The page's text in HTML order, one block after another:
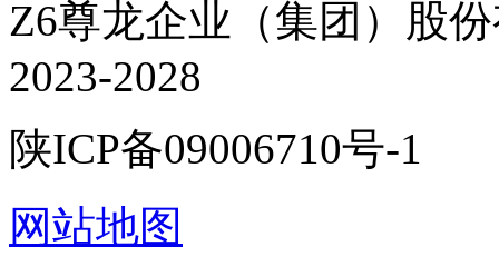
Z6尊龙企业（集团）股
2023-2028
陕ICP备09006710号-1
网站地图